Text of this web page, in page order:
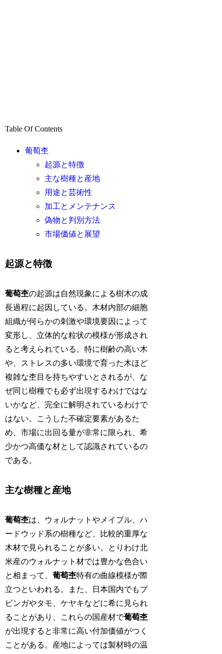
Table Of Contents
葡萄杢
起源と特徴
主な樹種と産地
用途と芸術性
加工とメンテナンス
偽物と判別方法
市場価値と展望
起源と特徴
葡萄杢の起源は自然現象による樹木の成
長過程に起因している。木材内部の細胞
組織が何らかの刺激や環境要因によって
変形し、立体的な粒状の模様が形成され
ると考えられている。特に樹齢の高い木
や、ストレスの多い環境で育った木ほど
複雑な杢目を持ちやすいとされるが、な
ぜ同じ樹種でも必ず出現するわけではな
いかなど、完全に解明されているわけで
はない。こうした不確定要素があるた
め、市場に出回る量が非常に限られ、希
少かつ高価な材として認識されているの
である。
主な樹種と産地
葡萄杢は、ウォルナットやメイプル、ハ
ードウッド系の樹種など、比較的重厚な
木材で見られることが多い。とりわけ北
米産のウォルナット材では豊かな色合い
と相まって、葡萄杢特有の曲線模様が際
立つといわれる。また、日本国内でもブ
ビンガやタモ、ケヤキなどに希に見られ
ることがあり、これらの国産材で葡萄杢
が出現すると非常に高い付加価値がつく
ことがある。産地によっては製材時の温